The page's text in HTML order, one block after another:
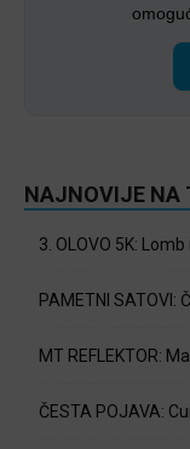
NAJNOVIJE NA
3. OLOVO 5K:
PAMETNI
MT REFLEKTOR:
ČESTA POJAVA: